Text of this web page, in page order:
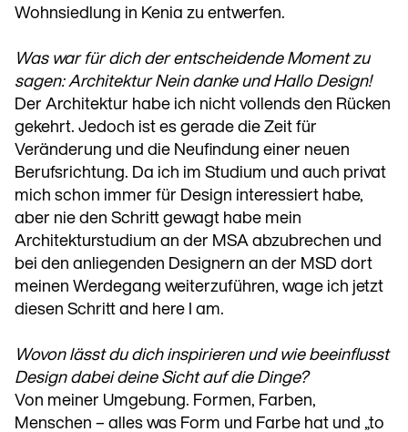
Wohnsiedlung in Kenia zu entwerfen.
Was war für dich der entscheidende Moment zu
sagen: Architektur Nein danke und Hallo Design!
Der Architektur habe ich nicht vollends den Rücken
gekehrt. Jedoch ist es gerade die Zeit für
Veränderung und die Neufindung einer neuen
Berufsrichtung. Da ich im Studium und auch privat
mich schon immer für Design interessiert habe,
aber nie den Schritt gewagt habe mein
Architekturstudium an der MSA abzubrechen und
bei den anliegenden Designern an der MSD dort
meinen Werdegang weiterzuführen, wage ich jetzt
diesen Schritt and here I am.
Wovon lässt du dich inspirieren und wie beeinflusst
Design dabei deine Sicht auf die Dinge?
Von meiner Umgebung. Formen, Farben,
Menschen – alles was Form und Farbe hat und „to